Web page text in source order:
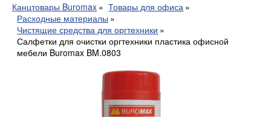
Канцтовары Buromax
Товары для офиса
Расходные материалы
Чистящие средства для оргтехники
Салфетки для очистки оргтехники пластика офисной
мебели Buromax BM.0803